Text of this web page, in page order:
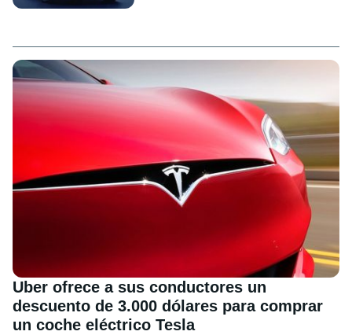
Uber ofrece a sus conductores un
descuento de 3.000 dólares para comprar
un coche eléctrico Tesla